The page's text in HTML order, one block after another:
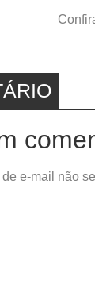
e-mail não